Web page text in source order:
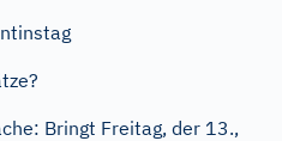
Bringt Freitag, der 13.,